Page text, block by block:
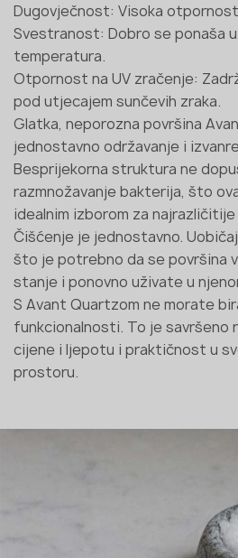
Dugovječnost: Visoka
Svestranost: Dobro se ponaša
temperatura.
Otpornost na UV zračenje:
pod utjecajem sunčevih zraka.
Glatka, neporozna površina
jednostavno održavanje i
Besprijekorna struktura ne
razmnožavanje bakterija, što
idealnim izborom za
Čišćenje je jednostavno.
što je potrebno da se površina
stanje i ponovno uživate u
S Avant Quartzom ne morate
funkcionalnosti. To je savršeno
cijene i ljepotu i praktičnost u
prostoru.